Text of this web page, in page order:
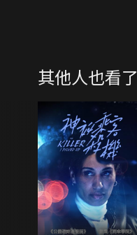
其他人也看了